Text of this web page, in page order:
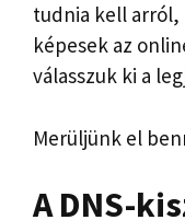
tudnia kell arról,
képesek az
válasszuk ki a
Merüljünk el
A DNS-